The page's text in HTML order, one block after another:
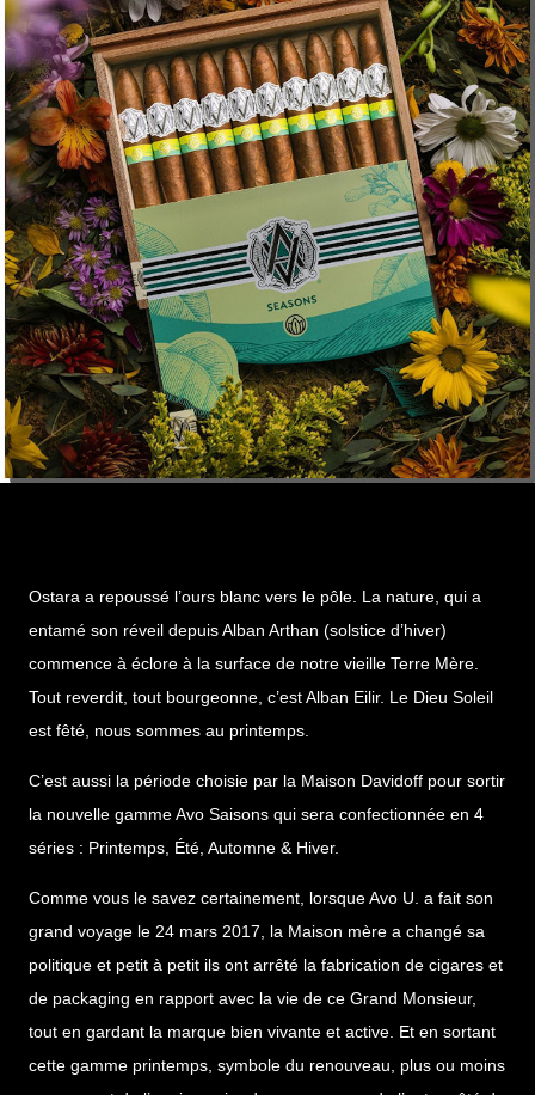
Ostara a repoussé l’ours blanc vers le pôle. La nature, qui a
entamé son réveil depuis Alban Arthan (solstice d’hiver)
commence à éclore à la surface de notre vieille Terre Mère.
Tout reverdit, tout bourgeonne, c’est Alban Eilir. Le Dieu Soleil
est fêté, nous sommes au printemps.
C’est aussi la période choisie par la Maison Davidoff pour sortir
la nouvelle gamme Avo Saisons qui sera confectionnée en 4
séries : Printemps, Été, Automne & Hiver.
Comme vous le savez certainement, lorsque Avo U. a fait son
grand voyage le 24 mars 2017, la Maison mère a changé sa
politique et petit à petit ils ont arrêté la fabrication de cigares et
de packaging en rapport avec la vie de ce Grand Monsieur,
tout en gardant la marque bien vivante et active. Et en sortant
cette gamme printemps, symbole du renouveau, plus ou moins